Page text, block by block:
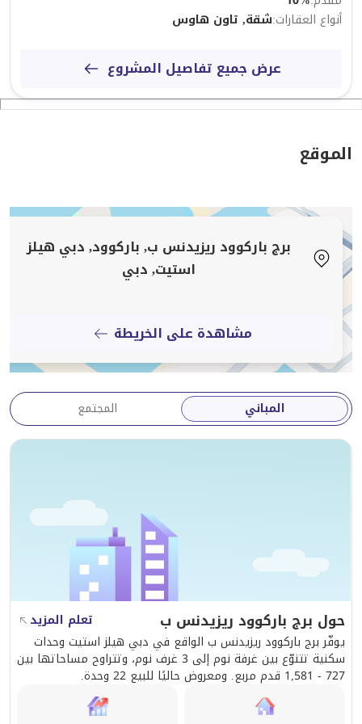
30 دقيقة إلى مطار دبي الدولي (DXB)
لا تفوت هذه الوحدة المفروشة بالكامل الجاهزة للسكن
بغرفة نوم واحدة في موقع متميز في دبي.
أنواع العقارات:شقة, تاون هاوس
عرض جميع تفاصيل المشروع
الموقع
برج باركوود ريزيدنس ب, باركوود, دبي هيلز
استيت, دبي
مشاهدة على الخريطة
المباني المجتمع
حول برج باركوود ريزيدنس ب
تعلم المزيد
يوفّر برج باركوود ريزيدنس ب الواقع في دبي هيلز استيت وحدات
سكنية تتنوّع بين غرفة نوم إلى 3 غرف نوم، وتتراوح مساحاتها بين
727 - 1,581 قدم مربع. ومعروض حاليًا للبيع 22 وحدة.